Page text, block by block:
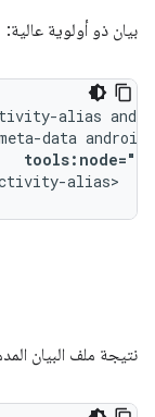
>
بيان ذو أولوية عالية:
alias
data
alias>
نتيجة ملف البيان